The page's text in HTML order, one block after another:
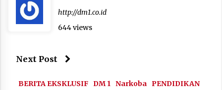
http://dm1.co.id
644 views
Next Post
BERITA EKSKLUSIF DM 1 Narkoba
PENDIDIKAN